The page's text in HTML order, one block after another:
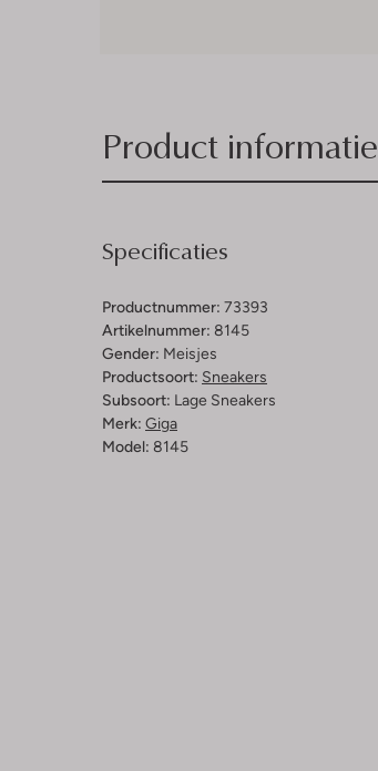
Product informatie
Specificaties
Productnummer: 73393
Artikelnummer: 8145
Gender: Meisjes
Productsoort: Sneakers
Subsoort: Lage Sneakers
Merk: Giga
Model: 8145